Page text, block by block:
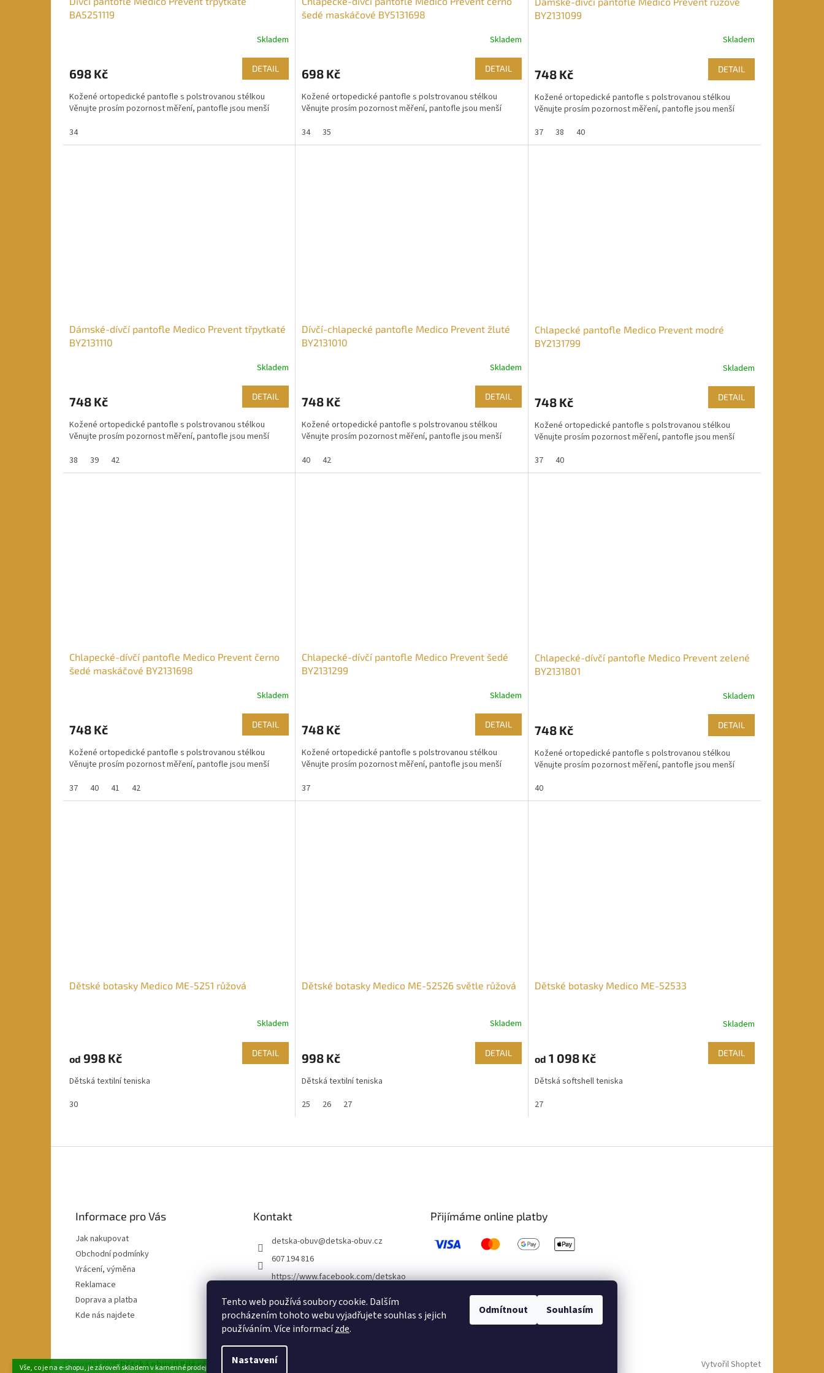
Tento web používá soubory cookie. Dalším
procházením tohoto webu vyjadřujete souhlas s jejich
používáním. Více informacízde.
Nastavení
Odmítnout Souhlasím
Vše, co je na e-shopu, je zároveň skladem v kamenné prodejně v Klatovech
BA5251119
Skladem
698 Kč DETAIL
Kožené ortopedické pantofle s polstrovanou stélkou
Věnujte prosím pozornost měření, pantofle jsou menší
34
šedé maskáčové BY5131698
Skladem
698 Kč DETAIL
Kožené ortopedické pantofle s polstrovanou stélkou
Věnujte prosím pozornost měření, pantofle jsou menší
34
35
BY2131099
Skladem
748 Kč DETAIL
Kožené ortopedické pantofle s polstrovanou stélkou
Věnujte prosím pozornost měření, pantofle jsou menší
37
38 40
Dámské-dívčí pantofle Medico Prevent třpytkaté
BY2131110
Skladem
748 Kč DETAIL
Kožené ortopedické pantofle s polstrovanou stélkou
Věnujte prosím pozornost měření, pantofle jsou menší
38
39 42
Dívčí-chlapecké pantofle Medico Prevent žluté
BY2131010
Skladem
748 Kč DETAIL
Kožené ortopedické pantofle s polstrovanou stélkou
Věnujte prosím pozornost měření, pantofle jsou menší
40
42
Chlapecké pantofle Medico Prevent modré
BY2131799
Skladem
748 Kč DETAIL
Kožené ortopedické pantofle s polstrovanou stélkou
Věnujte prosím pozornost měření, pantofle jsou menší
37
40
Chlapecké-dívčí pantofle Medico Prevent černo
šedé maskáčové BY2131698
Skladem
748 Kč DETAIL
Kožené ortopedické pantofle s polstrovanou stélkou
Věnujte prosím pozornost měření, pantofle jsou menší
37
40 41 42
Chlapecké-dívčí pantofle Medico Prevent šedé
BY2131299
Skladem
748 Kč DETAIL
Kožené ortopedické pantofle s polstrovanou stélkou
Věnujte prosím pozornost měření, pantofle jsou menší
37
Chlapecké-dívčí pantofle Medico Prevent zelené
BY2131801
Skladem
748 Kč DETAIL
Kožené ortopedické pantofle s polstrovanou stélkou
Věnujte prosím pozornost měření, pantofle jsou menší
40
Dětské botasky Medico ME-5251 růžová
Skladem
od 998 Kč DETAIL
Dětská textilní teniska
30
Dětské botasky Medico ME-52526 světle růžová
Skladem
998 Kč DETAIL
Dětská textilní teniska
25
26 27
Dětské botasky Medico ME-52533
Skladem
od 1 098 Kč DETAIL
Dětská softshell teniska
27
v
y
v
i
Informace pro Vás
Jak nakupovat
Obchodní podmínky
Vrácení, výměna
Reklamace
Doprava a platba
Kde nás najdete
Kontakt
detska-obuv@detska-obuv.cz
607 194 816
https://www.facebook.com/detskao
detskaobuvubileveze
Přijímáme online platby
Vytvořil Shoptet
Copyright 2026Dětská obuv U Bílé věže . Všechna práva vyhrazena.